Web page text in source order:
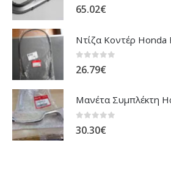
0out of 5
65.02€
Ντίζα Κοντέρ Honda
0 out of 5
26.79€
Μανέτα Συμπλέκτη
0 out of 5
30.30€